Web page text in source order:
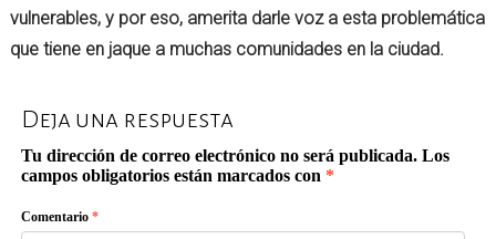
vulnerables, y por eso, amerita darle voz a esta problemática
que tiene en jaque a muchas comunidades en la ciudad.
Deja una respuesta
Tu dirección de correo electrónico no será publicada. Los
campos obligatorios están marcados con *
Comentario*